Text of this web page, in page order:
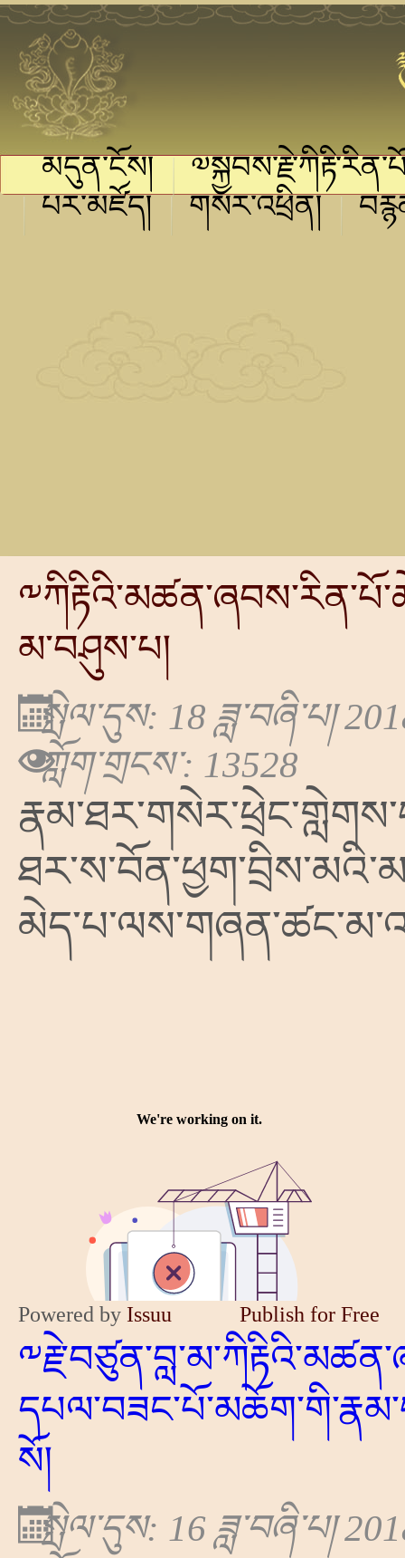
མདུན་ངོས།
པར་མཛོད།
གསར་འཕྲིན།
མ་བཤུས་པ།
སྤེལ་དུས: 18 ཟླ་བཞི་པ།
ཀློག་གྲངས་: 13528
Powered by Issuu Publish for Free
སོ།
སྤེལ་དུས: 16 ཟླ་བཞི་པ།